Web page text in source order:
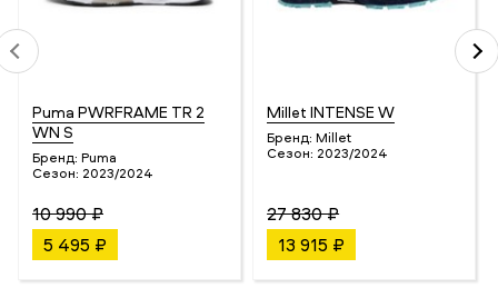
Puma PWRFRAME TR 2
WN S
Бренд: Puma
Сезон: 2023/2024
10 990 ₽
5 495 ₽
Millet INTENSE W
Бренд: Millet
Сезон: 2023/2024
27 830 ₽
13 915 ₽